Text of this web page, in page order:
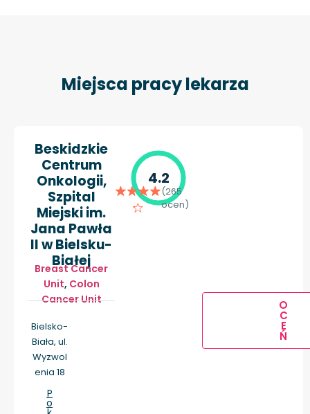
Miejsca pracy lekarza
Beskidzkie
Centrum
Onkologii,
Szpital
Miejski im.
Jana Pawła
II w Bielsku-
Białej
Breast Cancer
Unit, Colon
Cancer Unit
Bielsko-
Biała, ul.
Wyzwol
enia 18
P
o
4.2
(265
ocen)
O
C
E
Ń